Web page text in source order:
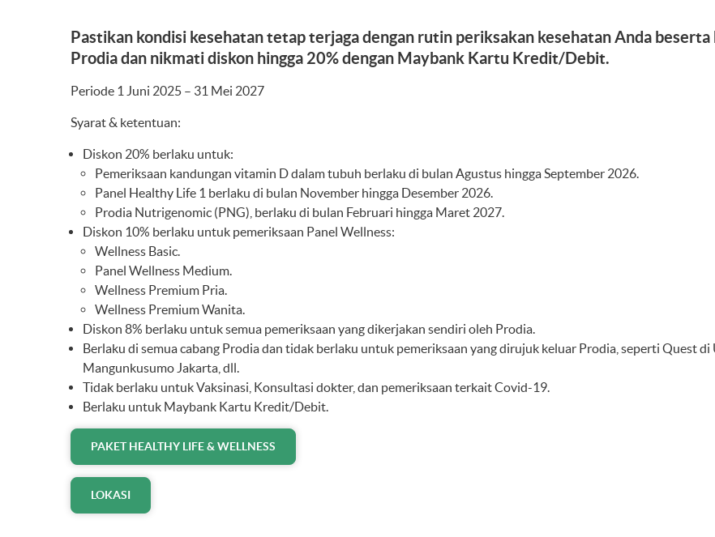
Pastikan kondisi kesehatan tetap terjaga dengan rutin periksakan kesehatan Anda
Prodia dan nikmati diskon hingga 20% dengan Maybank Kartu Kredit/Debit.
Periode 1 Juni 2025 – 31 Mei 2027
Syarat & ketentuan:
Diskon 20% berlaku untuk:
Pemeriksaan kandungan vitamin D dalam tubuh berlaku di bulan Agustus hingga September 2026.
Panel Healthy Life 1 berlaku di bulan November hingga Desember 2026.
Prodia Nutrigenomic (PNG), berlaku di bulan Februari hingga Maret 2027.
Diskon 10% berlaku untuk pemeriksaan Panel Wellness:
Wellness Basic.
Panel Wellness Medium.
Wellness Premium Pria.
Wellness Premium Wanita.
Diskon 8% berlaku untuk semua pemeriksaan yang dikerjakan sendiri oleh Prodia.
Berlaku di semua cabang Prodia dan tidak berlaku untuk pemeriksaan yang dirujuk keluar Prodia, seperti Quest di
Mangunkusumo Jakarta, dll.
Tidak berlaku untuk Vaksinasi, Konsultasi dokter, dan pemeriksaan terkait Covid-19.
Berlaku untuk Maybank Kartu Kredit/Debit.
PAKET HEALTHY LIFE & WELLNESS
LOKASI